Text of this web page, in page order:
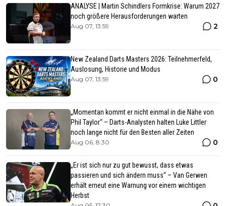
ANALYSE | Martin Schindlers Formkrise: Warum 2027
noch größere Herausforderungen warten
Aug 07, 13:59 2
New Zealand Darts Masters 2026: Teilnehmerfeld,
Auslosung, Historie und Modus
Aug 07, 13:59 0
„Momentan kommt er nicht einmal in die Nähe von
Phil Taylor“ – Darts-Analysten halten Luke Littler
noch lange nicht für den Besten aller Zeiten
Aug 06, 8:30 0
„Er ist sich nur zu gut bewusst, dass etwas
passieren und sich ändern muss“ – Van Gerwen
erhält erneut eine Warnung vor einem wichtigen
Herbst